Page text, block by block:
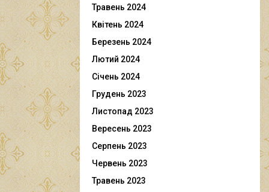
Травень 2024
Квітень 2024
Березень 2024
Лютий 2024
Січень 2024
Грудень 2023
Листопад 2023
Вересень 2023
Серпень 2023
Червень 2023
Травень 2023